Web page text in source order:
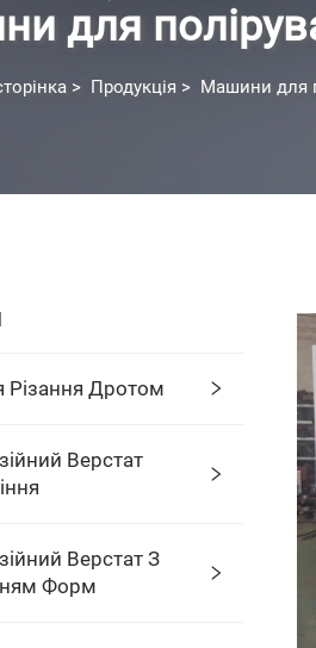
для
> Продукція > Машини для
Різання Дротом
Верстат
Верстат З
Форм